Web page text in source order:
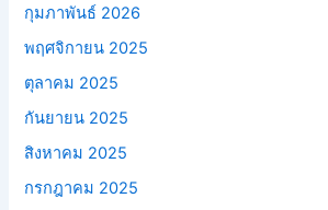
กุมภาพันธ์ 2026
พฤศจิกายน 2025
ตุลาคม 2025
กันยายน 2025
สิงหาคม 2025
กรกฎาคม 2025